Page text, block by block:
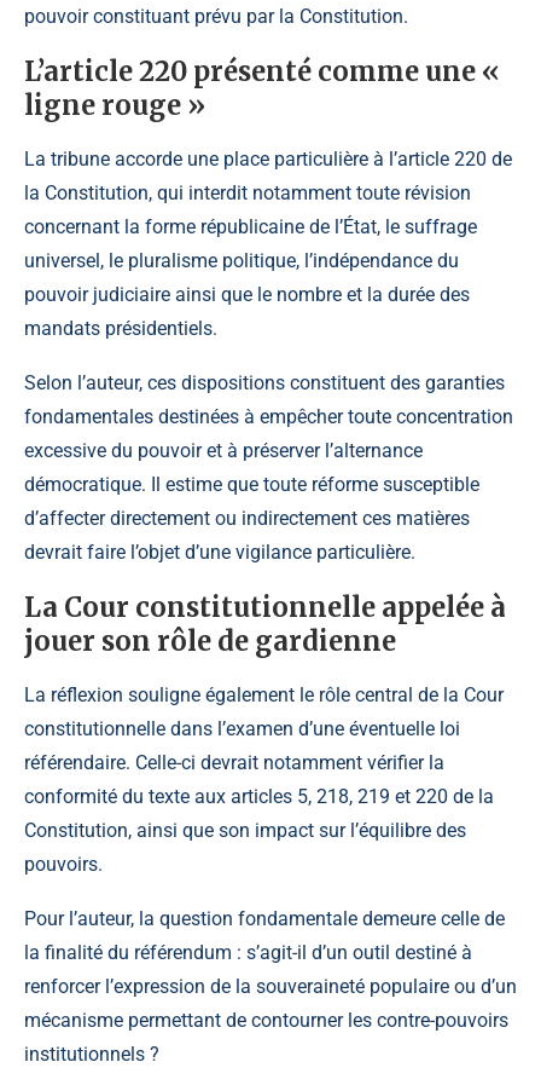
pouvoir constituant prévu par la Constitution.
L’article 220 présenté comme une «
ligne rouge »
La tribune accorde une place particulière à l’article 220 de
la Constitution, qui interdit notamment toute révision
concernant la forme républicaine de l’État, le suffrage
universel, le pluralisme politique, l’indépendance du
pouvoir judiciaire ainsi que le nombre et la durée des
mandats présidentiels.
Selon l’auteur, ces dispositions constituent des garanties
fondamentales destinées à empêcher toute concentration
excessive du pouvoir et à préserver l’alternance
démocratique. Il estime que toute réforme susceptible
d’affecter directement ou indirectement ces matières
devrait faire l’objet d’une vigilance particulière.
La Cour constitutionnelle appelée à
jouer son rôle de gardienne
La réflexion souligne également le rôle central de la Cour
constitutionnelle dans l’examen d’une éventuelle loi
référendaire. Celle-ci devrait notamment vérifier la
conformité du texte aux articles 5, 218, 219 et 220 de la
Constitution, ainsi que son impact sur l’équilibre des
pouvoirs.
Pour l’auteur, la question fondamentale demeure celle de
la finalité du référendum : s’agit-il d’un outil destiné à
renforcer l’expression de la souveraineté populaire ou d’un
mécanisme permettant de contourner les contre-pouvoirs
institutionnels ?